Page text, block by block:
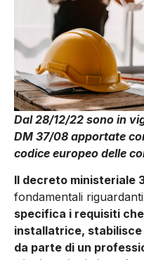
Dal 28/12/22 sono in
DM 37/08 apportate
codice europeo delle
Il decreto ministeriale
fondamentali
specifica i requisiti
installatrice,
da parte di un